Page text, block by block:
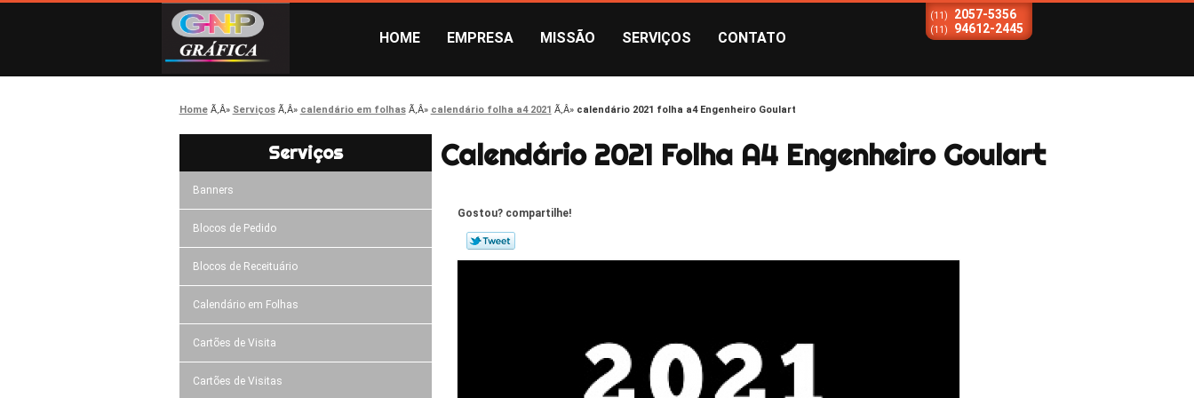
HOME EMPRESA MISSÃO SERVIÇOS CONTATO
(11) 2057-5356
(11) 94612-2445
Home Serviços calendário em folhas calendário folha a4 2021 calendário 2021 folha a4 Engenheiro Goulart
Serviços
Banners
Blocos de Pedido
Blocos de Receituário
Calendário em Folhas
Cartões de Visita
Cartões de Visitas
Calendário 2021 Folha A4 Engenheiro Goulart
Gostou? compartilhe!